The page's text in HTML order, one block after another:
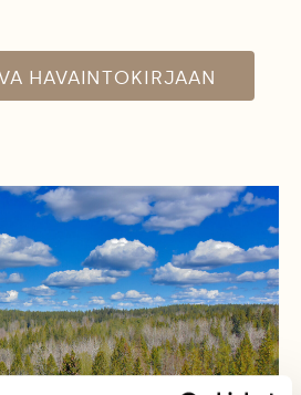
HAVAINTOKIRJAAN